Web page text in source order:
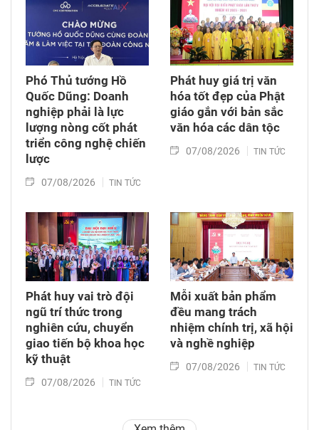
Phó Thủ tướng Hồ
Quốc Dũng: Doanh
nghiệp phải là lực
lượng nòng cốt phát
triển công nghệ chiến
lược
07/08/2026 TIN TỨC
Phát huy giá trị văn
hóa tốt đẹp của Phật
giáo gắn với bản sắc
văn hóa các dân tộc
07/08/2026 TIN TỨC
Phát huy vai trò đội
ngũ trí thức trong
nghiên cứu, chuyển
giao tiến bộ khoa học
kỹ thuật
07/08/2026 TIN TỨC
Mỗi xuất bản phẩm
đều mang trách
nhiệm chính trị, xã hội
và nghề nghiệp
07/08/2026 TIN TỨC